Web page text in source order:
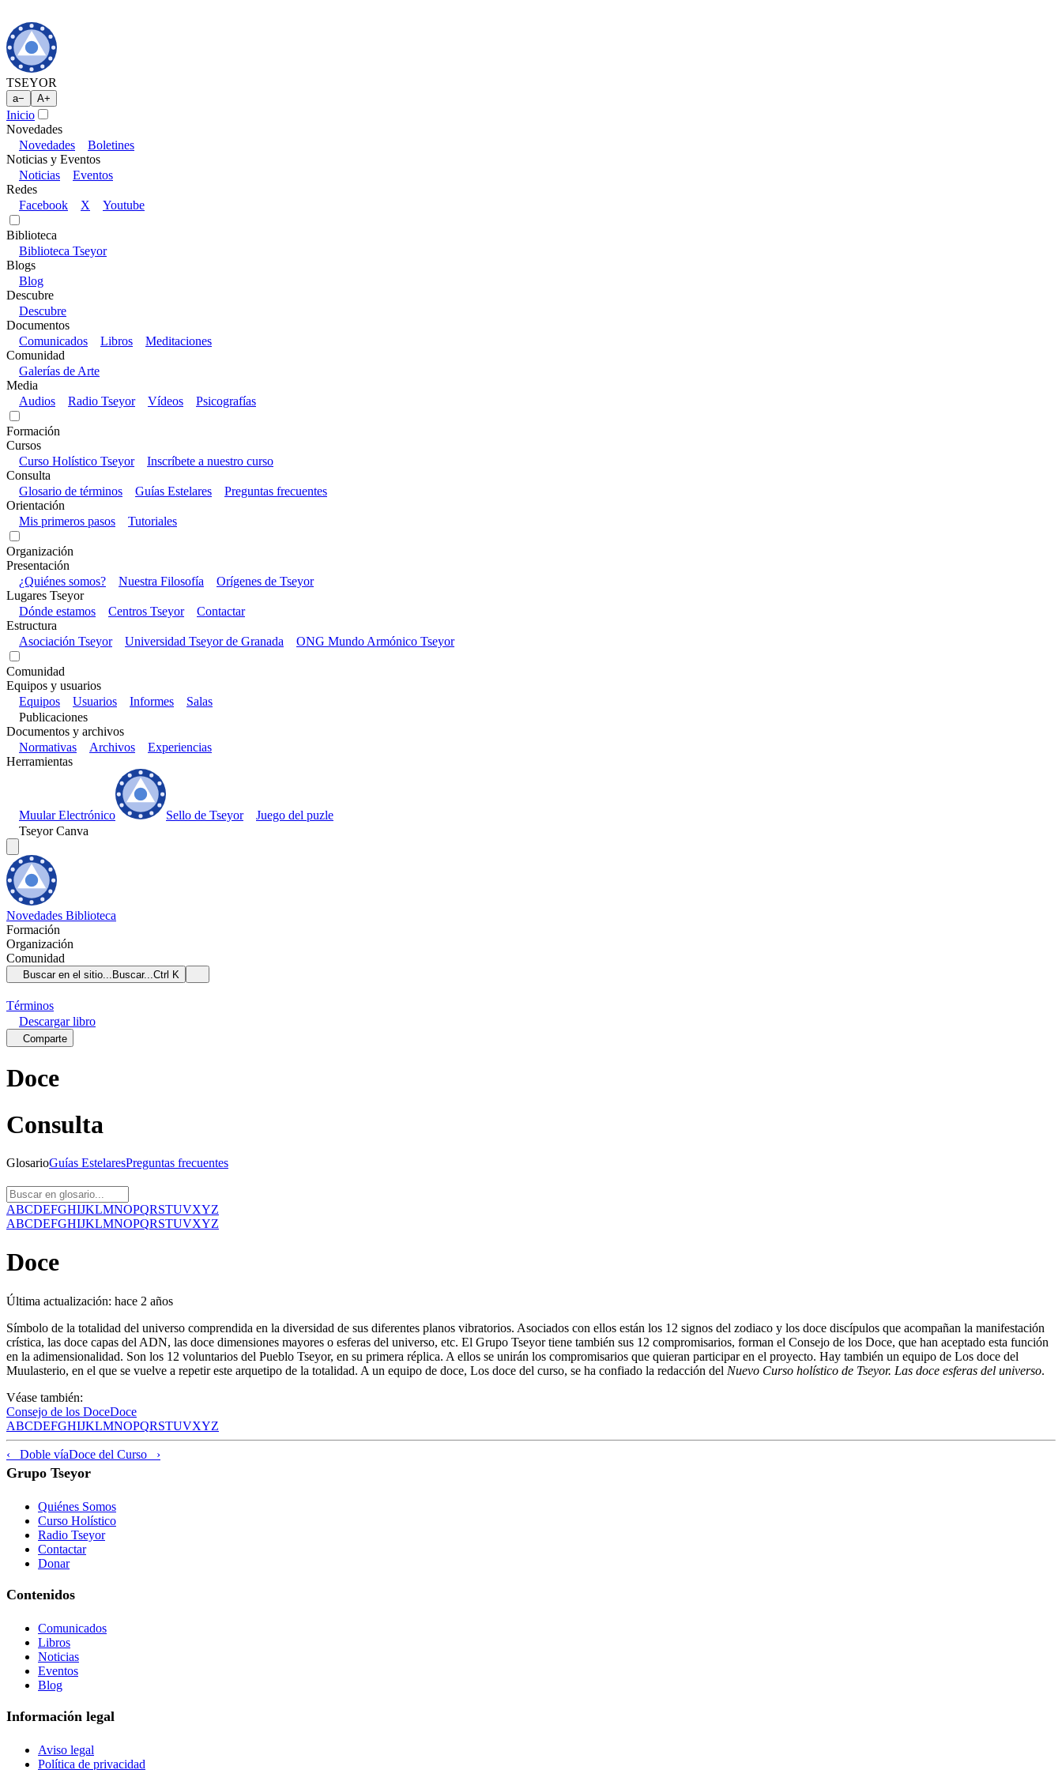
TSEYOR
a− A+
Inicio
Novedades
Novedades
Boletines
Noticias y Eventos
Noticias
Eventos
Redes
Facebook
X Youtube
Biblioteca
Biblioteca Tseyor
Blogs
Blog
Descubre
Descubre
Documentos
Comunicados
Libros
Meditaciones
Comunidad
Galerías de Arte
Media
Audios
Radio Tseyor Vídeos Psicografías
Formación
Cursos
Curso Holístico Tseyor
Inscríbete a nuestro curso
Consulta
Glosario de términos
Guías Estelares
Preguntas frecuentes
Orientación
Mis primeros pasos
Tutoriales
Organización
Presentación
¿Quiénes somos?
Nuestra Filosofía
Orígenes de Tseyor
Lugares Tseyor
Dónde estamos
Centros Tseyor
Contactar
Estructura
Asociación Tseyor
Universidad Tseyor de Granada ONG Mundo Armónico Tseyor
Comunidad
Equipos y usuarios
Equipos
Usuarios Informes
Salas
Publicaciones
Documentos y archivos
Normativas
Archivos
Experiencias
Herramientas
Muular Electrónico Sello de Tseyor
Juego del puzle
Tseyor Canva
Novedades Biblioteca
Formación
Organización
Comunidad
Buscar en el sitio... Buscar...Ctrl K
Términos
Descargarlibro
Comparte
Doce
Consulta
GlosarioGuías EstelaresPreguntas frecuentes
ABCDEFGHIJKLMNOPQRSTUVXYZ
ABCDEFGHIJKLMNOPQRSTUVXYZ
Doce
Última actualización: hace 2 años
Símbolo de la totalidad del universo comprendida en la diversidad de sus diferentes planos vibratorios. Asociados con ellos están los 12 signos del zodiaco y los doce discípulos que acompañan la manifestación
crística, las doce capas del ADN, las doce dimensiones mayores o esferas del universo, etc. El Grupo Tseyor tiene también sus 12 compromisarios, forman el Consejo de los Doce, que han aceptado esta función
en la adimensionalidad. Son los 12 voluntarios del Pueblo Tseyor, en su primera réplica. A ellos se unirán los compromisarios que quieran participar en el proyecto. Hay también un equipo de Los doce del
Muulasterio, en el que se vuelve a repetir este arquetipo de la totalidad. A un equipo de doce, Los doce del curso, se ha confiado la redacción del Nuevo Curso holístico de Tseyor. Las doce esferas del universo.
Véase también:
Consejo de los DoceDoce
ABCDEFGHIJKLMNOPQRSTUVXYZ
‹ Doble víaDoce del Curso ›
Grupo Tseyor
Quiénes Somos
Curso Holístico
Radio Tseyor
Contactar
Donar
Contenidos
Comunicados
Libros
Noticias
Eventos
Blog
Información legal
Aviso legal
Política de privacidad